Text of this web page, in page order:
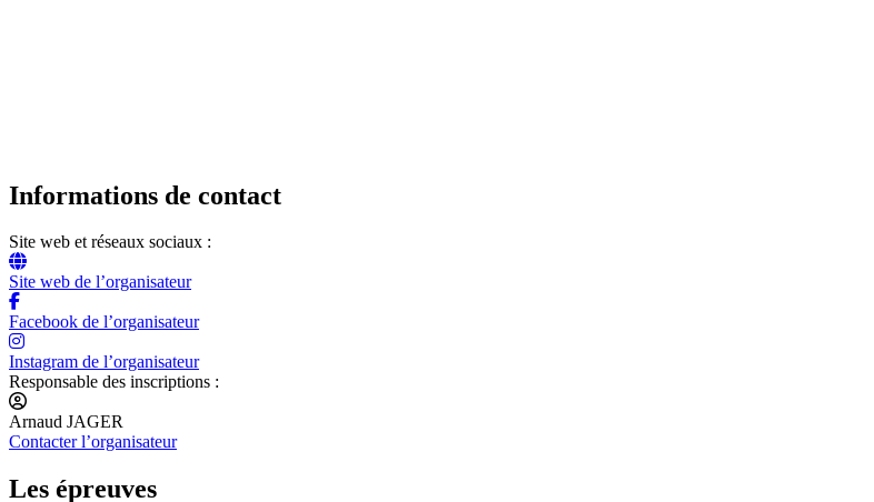
Informations de contact
Site web et réseaux sociaux :
Site web de l’organisateur
Facebook de l’organisateur
Instagram de l’organisateur
Responsable des inscriptions :
Arnaud JAGER
Contacter l’organisateur
Les épreuves